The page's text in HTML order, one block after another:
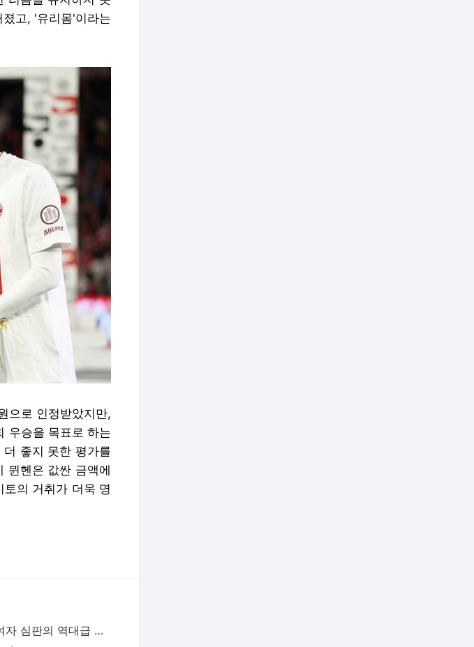
고, '유리몸'이라는
으로 인정받았지만,
우승을 목표로 하는
좋지 못한 평가를
뮌헨은 값싼 금액에
의 거취가 더욱 명
선수들 집중 못해…伊 여자 심판의 역대급 ‘민망’ 비키니 - 인터풋볼